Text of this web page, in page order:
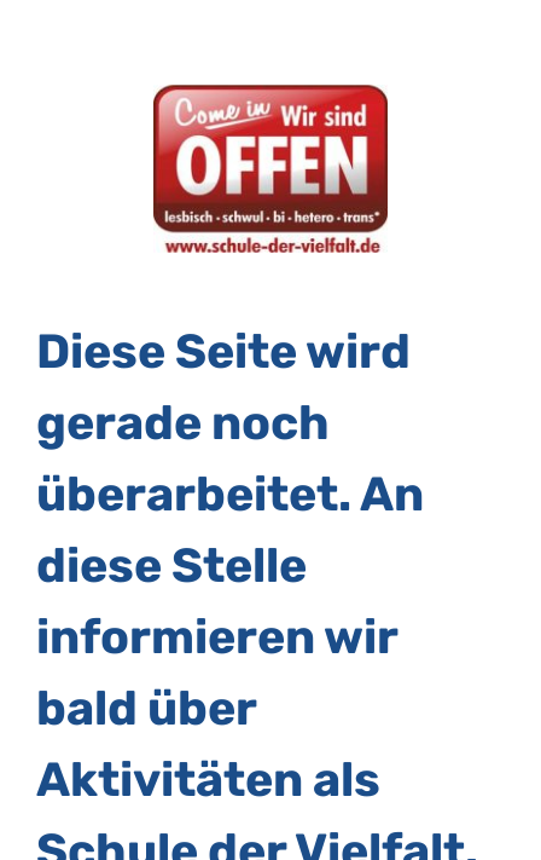
Diese Seite wird
gerade noch
überarbeitet. An
diese Stelle
informieren wir
bald über
Aktivitäten als